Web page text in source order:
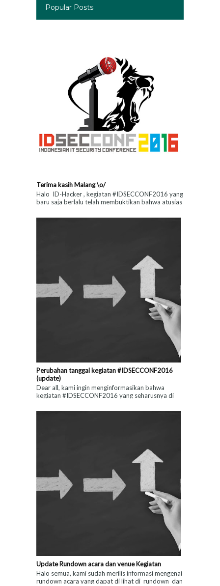
Popular Posts
Terima kasih Malang \o/
Halo ID-Hacker , kegiatan #IDSECCONF2016 yang
baru saja berlalu telah membuktikan bahwa atusias
Perubahan tanggal kegiatan #IDSECCONF2016
(update)
Dear all, kami ingin menginformasikan bahwa
kegiatan #IDSECCONF2016 yang seharusnya di
d...
Update Rundown acara dan venue Kegiatan
Halo semua, kami sudah merilis informasi mengenai
rundown acara yang dapat di lihat di rundown dan